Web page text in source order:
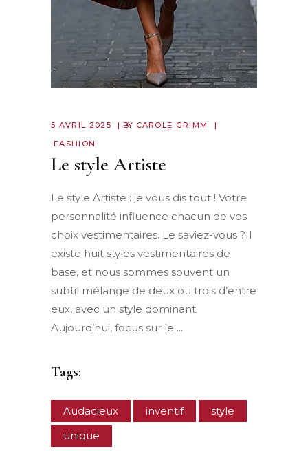
5 AVRIL 2025 BY CAROLE GRIMM
FASHION
Le style Artiste
Le style Artiste : je vous dis tout ! Votre
personnalité influence chacun de vos
choix vestimentaires. Le saviez-vous ?Il
existe huit styles vestimentaires de
base, et nous sommes souvent un
subtil mélange de deux ou trois d’entre
eux, avec un style dominant.
Aujourd’hui, focus sur le
Tags:
Audacieux inventif
style
unique